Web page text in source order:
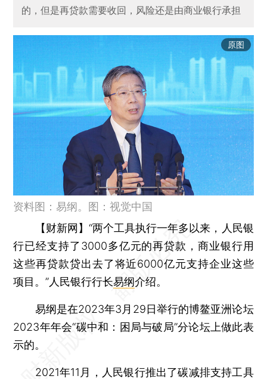
的，但是再贷款需要收回，风险还是由商业银行承担
原图
资料图：易纲。图：视觉中国
【财新网】 “两个工具执行一年多以来，人民银
行已经支持了3000多亿元的再贷款，商业银行用
这些再贷款贷出去了将近6000亿元支持企业这些
项目。”人民银行行长易纲介绍。
易纲是在2023年3月29日举行的博鳌亚洲论坛
2023年年会“碳中和：困局与破局”分论坛上做此表
示的。
2021年11月，人民银行推出了碳减排支持工具